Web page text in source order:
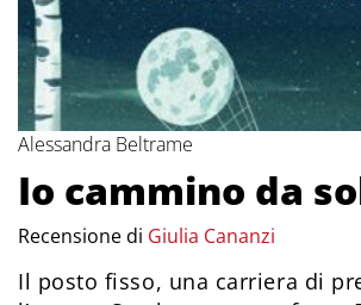
Alessandra Beltrame
Io cammino da
Recensione di Giulia Cananzi
Il posto fisso, una carriera di